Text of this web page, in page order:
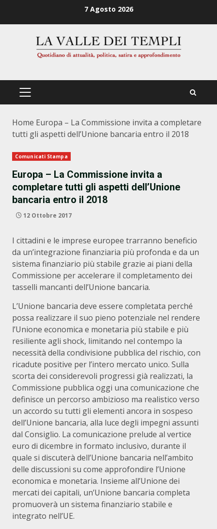
7 Agosto 2026
PRIMÄRES
Home Europa – La Commissione invita a completare
tutti gli aspetti dell’Unione bancaria entro il 2018
Comunicati Stampa
Europa – La Commissione invita a
completare tutti gli aspetti dell’Unione
bancaria entro il 2018
12 Ottobre 2017
I cittadini e le imprese europee trarranno beneficio
da un’integrazione finanziaria più profonda e da un
sistema finanziario più stabile grazie ai piani della
Commissione per accelerare il completamento dei
tasselli mancanti dell’Unione bancaria.
L’Unione bancaria deve essere completata perché
possa realizzare il suo pieno potenziale nel rendere
l’Unione economica e monetaria più stabile e più
resiliente agli shock, limitando nel contempo la
necessità della condivisione pubblica del rischio, con
ricadute positive per l’intero mercato unico. Sulla
scorta dei considerevoli progressi già realizzati, la
Commissione pubblica oggi una comunicazione che
definisce un percorso ambizioso ma realistico verso
un accordo su tutti gli elementi ancora in sospeso
dell’Unione bancaria, alla luce degli impegni assunti
dal Consiglio. La comunicazione prelude al vertice
euro di dicembre in formato inclusivo, durante il
quale si discuterà dell’Unione bancaria nell’ambito
delle discussioni su come approfondire l’Unione
economica e monetaria. Insieme all’Unione dei
mercati dei capitali, un’Unione bancaria completa
promuoverà un sistema finanziario stabile e
integrato nell’UE.